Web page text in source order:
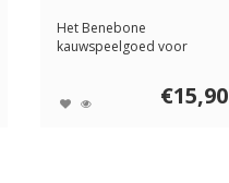
Het Benebone
kauwspeelgoed voor
€15,90